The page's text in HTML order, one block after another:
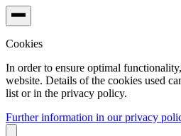
Cookies
In order to ensure optimal
website. Details of the cookies used
list or in the privacy policy.
Further information in our privacy